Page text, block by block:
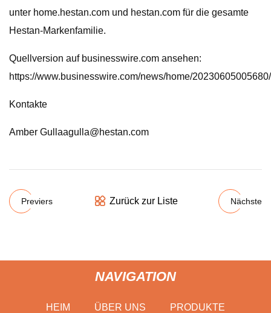
unter home.hestan.com und hestan.com für die gesamte
Hestan-Markenfamilie.
Quellversion auf businesswire.com ansehen:
https://www.businesswire.com/news/home/
Kontakte
Amber Gullaagulla@hestan.com
Previers Zurück zur Liste Nächste
NAVIGATION
HEIM ÜBER UNS PRODUKTE